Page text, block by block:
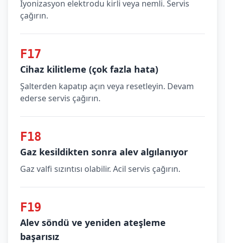
İyonizasyon elektrodu kirli veya nemli. Servis
çağırın.
F17
Cihaz kilitleme (çok fazla hata)
Şalterden kapatıp açın veya resetleyin. Devam
ederse servis çağırın.
F18
Gaz kesildikten sonra alev algılanıyor
Gaz valfi sızıntısı olabilir. Acil servis çağırın.
F19
Alev söndü ve yeniden ateşleme
başarısız